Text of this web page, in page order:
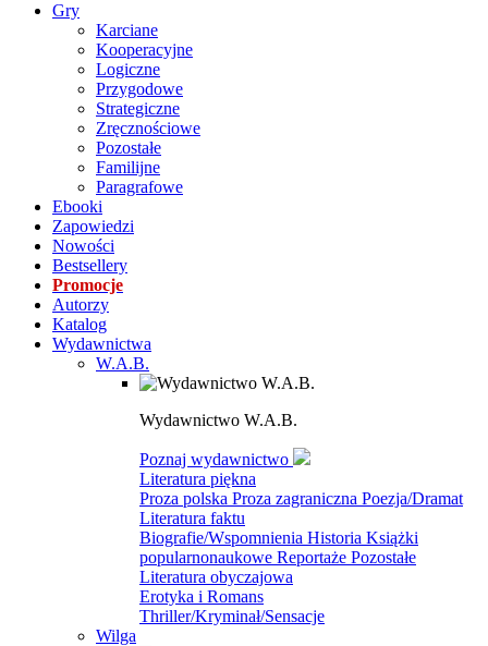
Gry
Karciane
Kooperacyjne
Logiczne
Przygodowe
Strategiczne
Zręcznościowe
Pozostałe
Familijne
Paragrafowe
Ebooki
Zapowiedzi
Nowości
Bestsellery
Promocje
Autorzy
Katalog
Wydawnictwa
W.A.B.
Wydawnictwo W.A.B.
Poznaj wydawnictwo
Literatura piękna
Proza polska Proza zagraniczna Poezja/Dramat
Literatura faktu
Biografie/Wspomnienia Historia Książki
popularnonaukowe Reportaże Pozostałe
Literatura obyczajowa
Erotyka i Romans
Thriller/Kryminał/Sensacje
Wilga